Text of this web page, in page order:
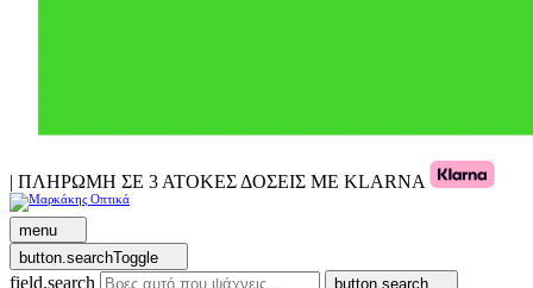
| ΠΛΗΡΩΜΗ ΣΕ 3 ΑΤΟΚΕΣ ΔΟΣΕΙΣ ΜΕ KLARNA
menu
button.searchToggle
field.search button.search